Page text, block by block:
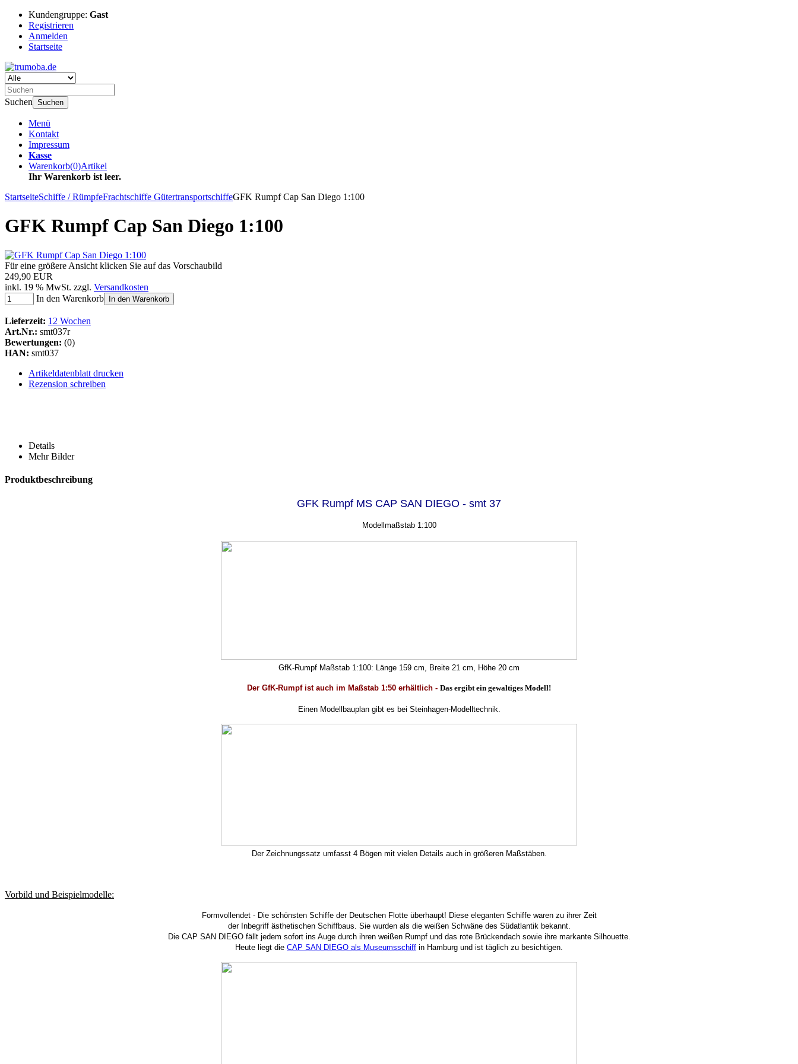
Kundengruppe: Gast
Registrieren
Anmelden
Startseite
Suchen Suchen
Menü
Kontakt
Impressum
Kasse
Warenkorb(0)Artikel
Ihr Warenkorb ist leer.
StartseiteSchiffe / RümpfeFrachtschiffe GütertransportschiffeGFK Rumpf Cap San Diego 1:100
GFK Rumpf Cap San Diego 1:100
Für eine größere Ansicht klicken Sie auf das Vorschaubild
249,90 EUR
inkl. 19 % MwSt. zzgl. Versandkosten
In den Warenkorb
In den Warenkorb
Lieferzeit: 12 Wochen
Art.Nr.: smt037r
Bewertungen: (0)
HAN: smt037
Artikeldatenblatt drucken
Rezension schreiben
Details
Mehr Bilder
Produktbeschreibung
GFK Rumpf MS CAP SAN DIEGO - smt 37
Modellmaßstab 1:100
GfK-Rumpf Maßstab 1:100: Länge 159 cm, Breite 21 cm, Höhe 20 cm
Der GfK-Rumpf ist auch im Maßstab 1:50 erhältlich - Das ergibt ein gewaltiges Modell!
Einen Modellbauplan gibt es bei Steinhagen-Modelltechnik.
Der Zeichnungssatz umfasst 4 Bögen mit vielen Details auch in größeren Maßstäben.
Vorbild und Beispielmodelle:
Formvollendet - Die schönsten Schiffe der Deutschen Flotte überhaupt! Diese eleganten Schiffe waren zu ihrer Zeit
der Inbegriff ästhetischen Schiffbaus. Sie wurden als die weißen Schwäne des Südatlantik bekannt.
Die CAP SAN DIEGO fällt jedem sofort ins Auge durch ihren weißen Rumpf und das rote Brückendach sowie ihre markante Silhouette.
Heute liegt die CAP SAN DIEGO als Museumsschiff in Hamburg und ist täglich zu besichtigen.